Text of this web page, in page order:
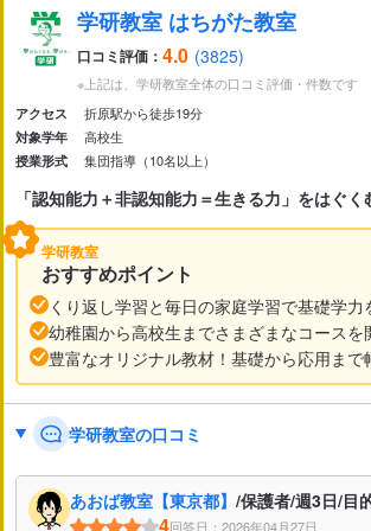
北海道青森県 岩手県 宮城県
新潟県
茨城県
滋賀県
鳥取県島根県岡山県広島県
福岡県佐賀県長崎県熊本県
集団指導（10名以上） グループ
家庭教師
オンライン校あり
小学校受験
学校の授業理解のための補足学習
英検対策
数検対策 漢検対策
国語 英語 理科 社会 算数
返金制度あり
発達障害サポートあり
学研教室 はちがた教室
口コミ評価： 4.0 (3825)
※上記は、学研教室全体の口コミ評価・件数です
アクセス 折原駅から徒歩19分
対象学年 高校生
授業形式 集団指導（10名以上）
「認知能力＋非認知能力＝生きる力」をはぐく
学研教室
おすすめポイント
くり返し学習と毎日の家庭学習で基礎学力
幼稚園から高校生までさまざまなコースを
豊富なオリジナル教材！基礎から応用まで
学研教室の口コミ
あおば教室【東京都】 /保護者/週3日/目
回答日：2026年04月27日